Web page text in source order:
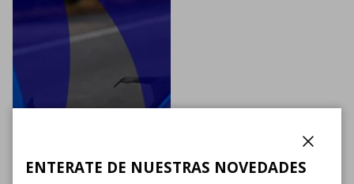
ENTERATE DE NUESTRAS NOVEDADES